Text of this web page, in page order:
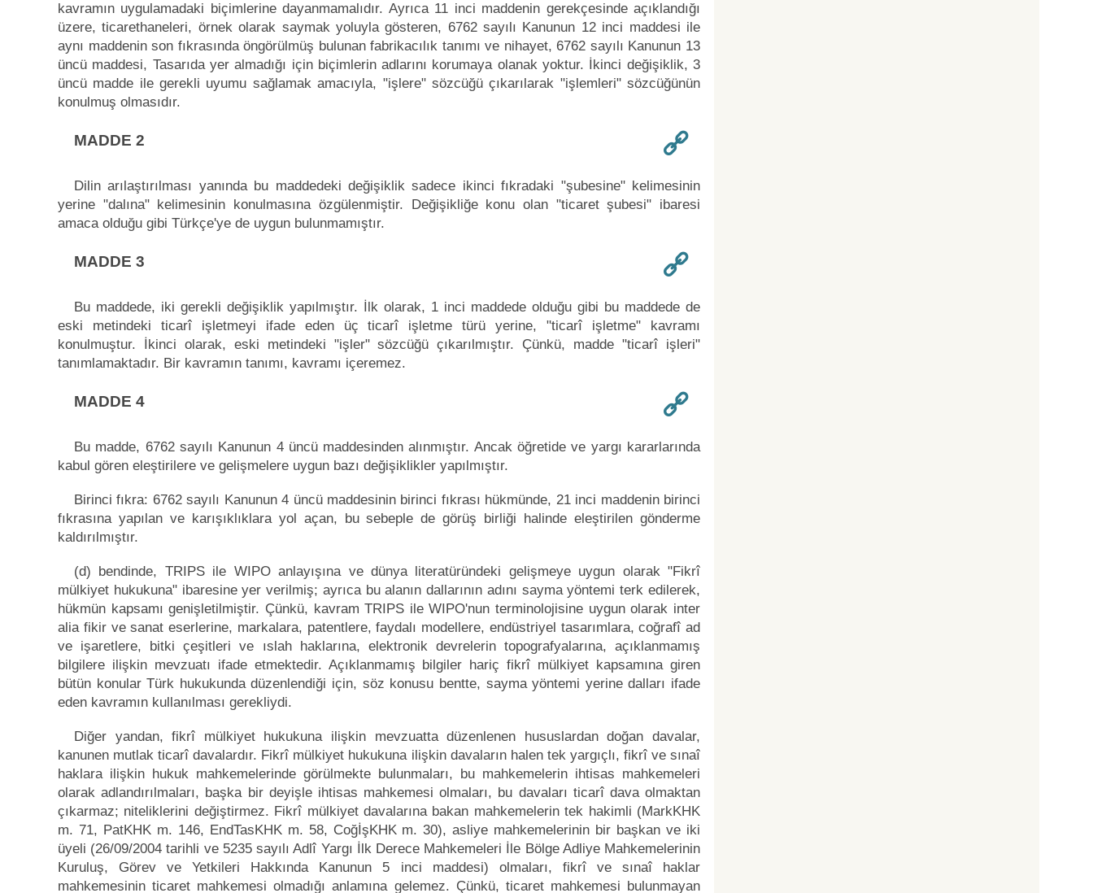
kavramın uygulamadaki biçimlerine dayanmamalıdır. Ayrıca 11 inci maddenin gerekçesinde açıklandığı
üzere, ticarethaneleri, örnek olarak saymak yoluyla gösteren, 6762 sayılı Kanunun 12 inci maddesi ile
aynı maddenin son fıkrasında öngörülmüş bulunan fabrikacılık tanımı ve nihayet, 6762 sayılı Kanunun 13
üncü maddesi, Tasarıda yer almadığı için biçimlerin adlarını korumaya olanak yoktur. İkinci değişiklik, 3
üncü madde ile gerekli uyumu sağlamak amacıyla, "işlere" sözcüğü çıkarılarak "işlemleri" sözcüğünün
konulmuş olmasıdır.
MADDE 2
Dilin arılaştırılması yanında bu maddedeki değişiklik sadece ikinci fıkradaki "şubesine" kelimesinin
yerine "dalına" kelimesinin konulmasına özgülenmiştir. Değişikliğe konu olan "ticaret şubesi" ibaresi
amaca olduğu gibi Türkçe'ye de uygun bulunmamıştır.
MADDE 3
Bu maddede, iki gerekli değişiklik yapılmıştır. İlk olarak, 1 inci maddede olduğu gibi bu maddede de
eski metindeki ticarî işletmeyi ifade eden üç ticarî işletme türü yerine, "ticarî işletme" kavramı
konulmuştur. İkinci olarak, eski metindeki "işler" sözcüğü çıkarılmıştır. Çünkü, madde "ticarî işleri"
tanımlamaktadır. Bir kavramın tanımı, kavramı içeremez.
MADDE 4
Bu madde, 6762 sayılı Kanunun 4 üncü maddesinden alınmıştır. Ancak öğretide ve yargı kararlarında
kabul gören eleştirilere ve gelişmelere uygun bazı değişiklikler yapılmıştır.
Birinci fıkra: 6762 sayılı Kanunun 4 üncü maddesinin birinci fıkrası hükmünde, 21 inci maddenin birinci
fıkrasına yapılan ve karışıklıklara yol açan, bu sebeple de görüş birliği halinde eleştirilen gönderme
kaldırılmıştır.
(d) bendinde, TRIPS ile WIPO anlayışına ve dünya literatüründeki gelişmeye uygun olarak "Fikrî
mülkiyet hukukuna" ibaresine yer verilmiş; ayrıca bu alanın dallarının adını sayma yöntemi terk edilerek,
hükmün kapsamı genişletilmiştir. Çünkü, kavram TRIPS ile WIPO'nun terminolojisine uygun olarak inter
alia fikir ve sanat eserlerine, markalara, patentlere, faydalı modellere, endüstriyel tasarımlara, coğrafî ad
ve işaretlere, bitki çeşitleri ve ıslah haklarına, elektronik devrelerin topografyalarına, açıklanmamış
bilgilere ilişkin mevzuatı ifade etmektedir. Açıklanmamış bilgiler hariç fikrî mülkiyet kapsamına giren
bütün konular Türk hukukunda düzenlendiği için, söz konusu bentte, sayma yöntemi yerine dalları ifade
eden kavramın kullanılması gerekliydi.
Diğer yandan, fikrî mülkiyet hukukuna ilişkin mevzuatta düzenlenen hususlardan doğan davalar,
kanunen mutlak ticarî davalardır. Fikrî mülkiyet hukukuna ilişkin davaların halen tek yargıçlı, fikrî ve sınaî
haklara ilişkin hukuk mahkemelerinde görülmekte bulunmaları, bu mahkemelerin ihtisas mahkemeleri
olarak adlandırılmaları, başka bir deyişle ihtisas mahkemesi olmaları, bu davaları ticarî dava olmaktan
çıkarmaz; niteliklerini değiştirmez. Fikrî mülkiyet davalarına bakan mahkemelerin tek hakimli (MarkKHK
m. 71, PatKHK m. 146, EndTasKHK m. 58, CoğİşKHK m. 30), asliye mahkemelerinin bir başkan ve iki
üyeli (26/09/2004 tarihli ve 5235 sayılı Adlî Yargı İlk Derece Mahkemeleri İle Bölge Adliye Mahkemelerinin
Kuruluş, Görev ve Yetkileri Hakkında Kanunun 5 inci maddesi) olmaları, fikrî ve sınaî haklar
mahkemesinin ticaret mahkemesi olmadığı anlamına gelemez. Çünkü, ticaret mahkemesi bulunmayan